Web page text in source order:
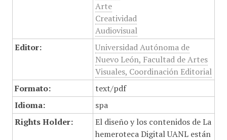
Arte
Creatividad
Audiovisual
Editor:
Universidad Autónoma de
Nuevo León, Facultad de Artes
Visuales, Coordinación Editorial
Formato:
text/pdf
Idioma:
spa
Rights Holder:
El diseño y los contenidos de La
hemeroteca Digital UANL están